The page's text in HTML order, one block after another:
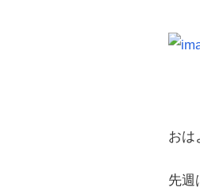
おは
先週